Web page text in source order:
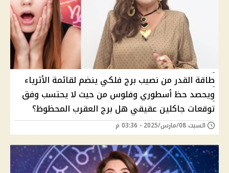
طاقة القدر من نصيب برج فلكي ينضم لقائمة الأثرياء
ويحصد حظ أسطوري وفلوس من حيث لا يحتسب وفق
توقعات جاكلين عقيقي هل برج العقرب المحظوظ؟
السبت 08/مارس/2025 - 03:36 م